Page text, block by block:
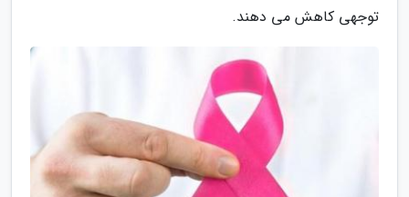
توجهی کاهش می دهند.